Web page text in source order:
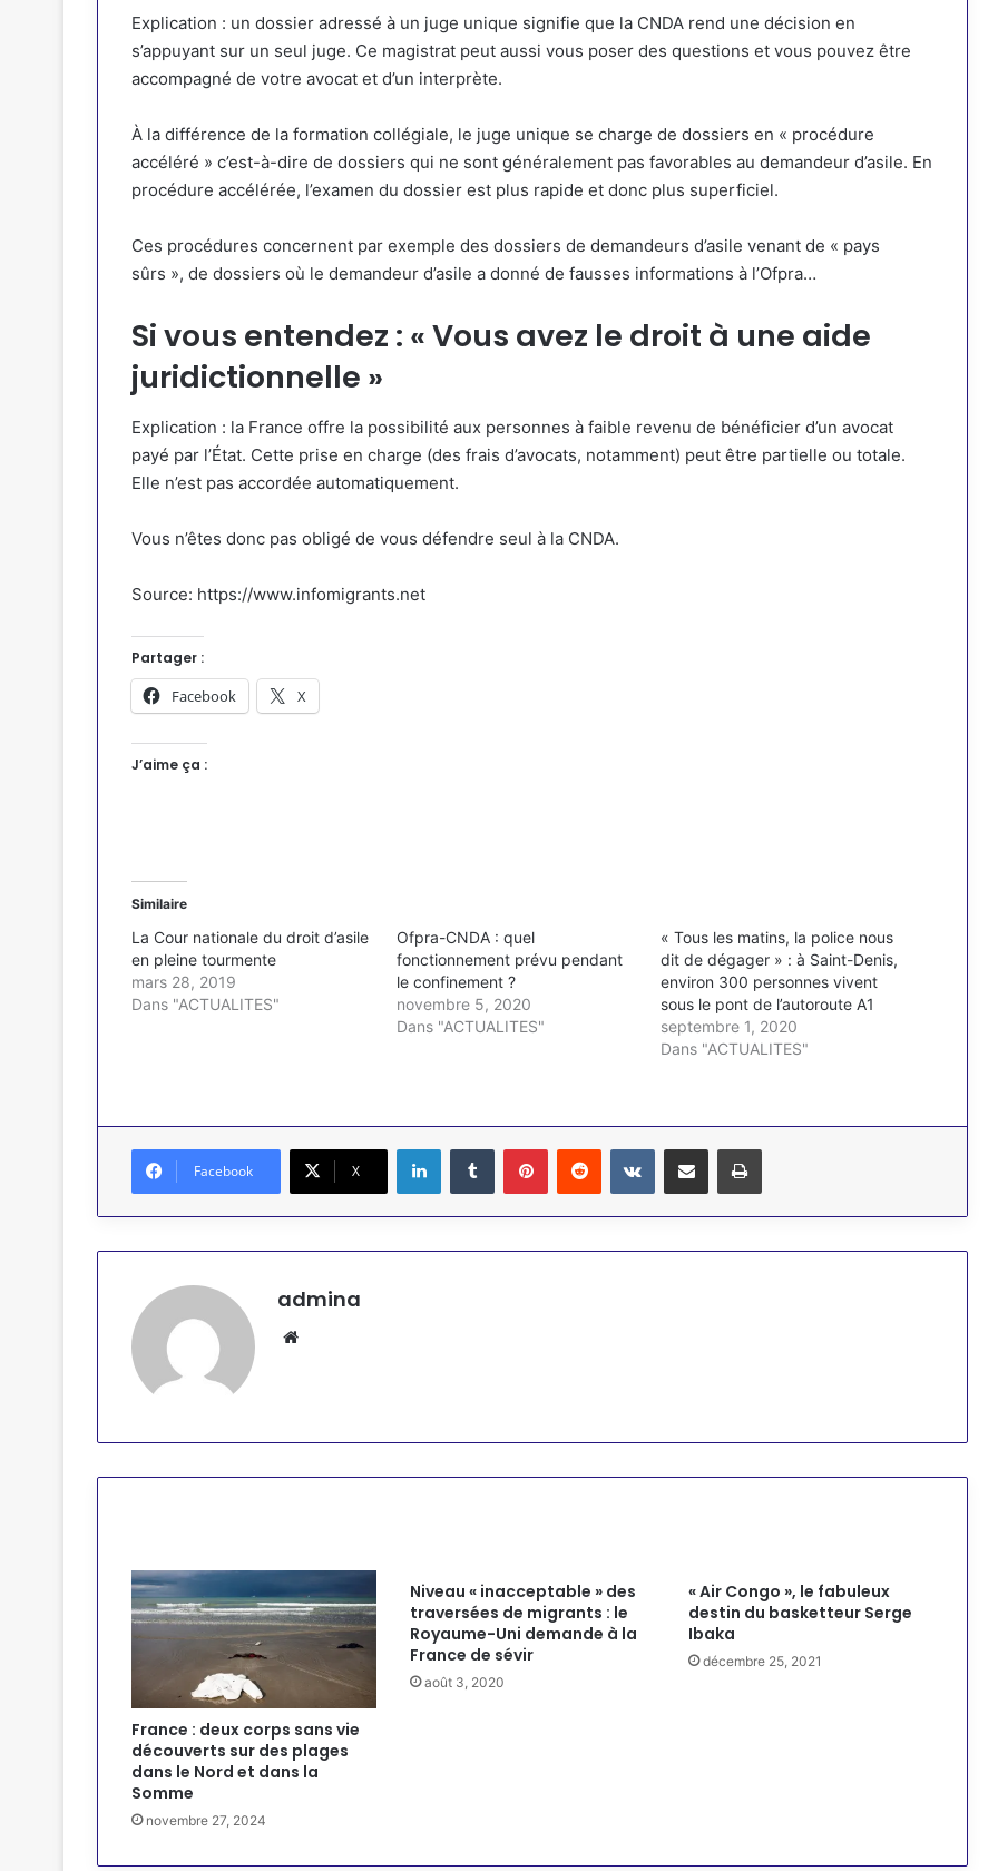
Explication : un dossier adressé à un juge unique signifie que la CNDA rend une décision en
s’appuyant sur un seul juge. Ce magistrat peut aussi vous poser des questions et vous pouvez être
accompagné de votre avocat et d’un interprète.
À la différence de la formation collégiale, le juge unique se charge de dossiers en « procédure
accéléré » c’est-à-dire de dossiers qui ne sont généralement pas favorables au demandeur d’asile. En
procédure accélérée, l’examen du dossier est plus rapide et donc plus superficiel.
Ces procédures concernent par exemple des dossiers de demandeurs d’asile venant de « pays
sûrs », de dossiers où le demandeur d’asile a donné de fausses informations à l’Ofpra…
Si vous entendez : « Vous avez le droit à une aide
juridictionnelle »
Explication : la France offre la possibilité aux personnes à faible revenu de bénéficier d’un avocat
payé par l’État. Cette prise en charge (des frais d’avocats, notamment) peut être partielle ou totale.
Elle n’est pas accordée automatiquement.
Vous n’êtes donc pas obligé de vous défendre seul à la CNDA.
Source: https://www.infomigrants.net
Partager :
Facebook X
J’aime ça :
Similaire
La Cour nationale du droit d’asile
en pleine tourmente
mars 28, 2019
Dans "ACTUALITES"
Ofpra-CNDA : quel
fonctionnement prévu pendant
le confinement ?
novembre 5, 2020
Dans "ACTUALITES"
« Tous les matins, la police nous
dit de dégager » : à Saint-Denis,
environ 300 personnes vivent
sous le pont de l’autoroute A1
septembre 1, 2020
Dans "ACTUALITES"
Facebook X
LinkedinTumblr PinterestReddit VKontaktePartager par email Imprimer
admina
France : deux corps sans vie
découverts sur des plages
dans le Nord et dans la
Somme
novembre 27, 2024
Niveau « inacceptable » des
traversées de migrants : le
Royaume-Uni demande à la
France de sévir
août 3, 2020
« Air Congo », le fabuleux
destin du basketteur Serge
Ibaka
décembre 25, 2021